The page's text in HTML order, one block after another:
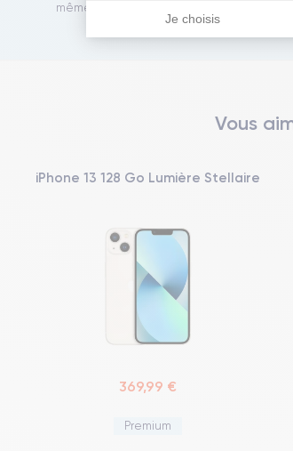
Je choisis
même tous nos produits pour un maximum
de qualité.
Vous
iPhone 13 128 Go Lumière Stellaire
369,99 €
Premium